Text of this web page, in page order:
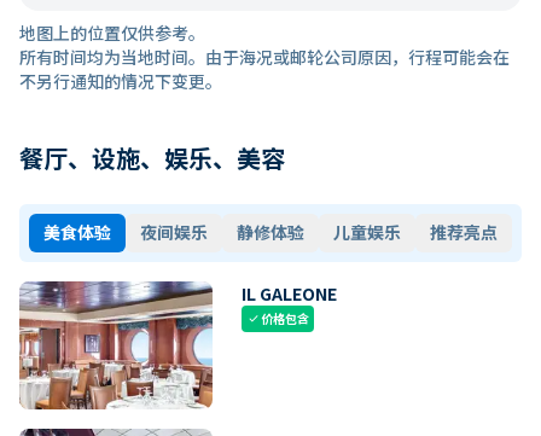
地图上的位置仅供参考。
所有时间均为当地时间。由于海况或邮轮公司原因，行程可能会在
不另行通知的情况下变更。
餐厅、设施、娱乐、美容
美食体验 夜间娱乐 静修体验 儿童娱乐 推荐亮点
IL GALEONE
check价格包含